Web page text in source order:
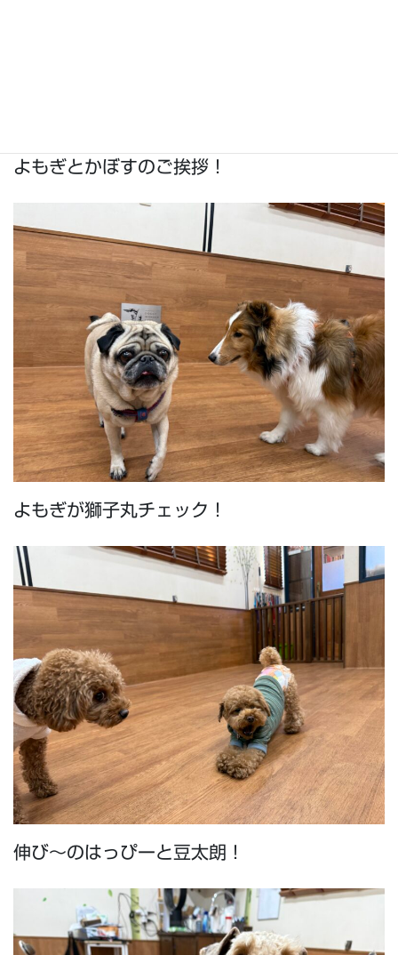
よもぎとかぼすのご挨拶！
よもぎが獅子丸チェック！
伸び～のはっぴーと豆太朗！